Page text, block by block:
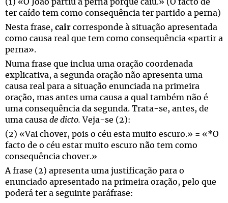
(1) «O João partiu a perna porque caiu.» (O facto de
ter caído tem como consequência ter partido a perna)
Nesta frase, cair corresponde à situação apresentada
como causa real que tem como consequência «partir a
perna».
Numa frase que inclua uma oração coordenada
explicativa, a segunda oração não apresenta uma
causa real para a situação enunciada na primeira
oração, mas antes uma causa a qual também não é
uma consequência da segunda. Trata-se, antes, de
uma causa de dicto. Veja-se (2):
(2) «Vai chover, pois o céu esta muito escuro.» = «*O
facto de o céu estar muito escuro não tem como
consequência chover.»
A frase (2) apresenta uma justificação para o
enunciado apresentado na primeira oração, pelo que
poderá ter a seguinte paráfrase: